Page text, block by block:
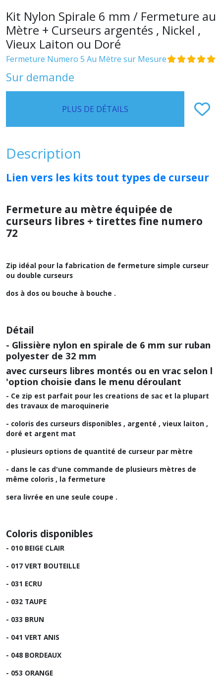
Kit Nylon Spirale 6 mm / Fermeture au
Mètre + Curseurs argentés , Nickel ,
Vieux Laiton ou Doré
Fermeture Numero 5 Au Mètre sur Mesure
Sur demande
PLUS DE DÉTAILS
Description
Lien vers les kits tout types de curseur
Fermeture au mètre équipée de
curseurs libres + tirettes fine numero
72
Zip idéal pour la fabrication de fermeture simple curseur
ou double curseurs
dos à dos ou bouche à bouche .
Détail
- Glissière nylon en spirale de 6 mm sur ruban
polyester de 32 mm
avec curseurs libres montés ou en vrac selon l
'option choisie dans le menu déroulant
- Ce zip est parfait pour les creations de sac et la plupart
des travaux de maroquinerie
- coloris des curseurs disponibles , argenté , vieux laiton ,
doré et argent mat
- plusieurs options de quantité de curseur par mètre
- dans le cas d'une commande de plusieurs mètres de
même coloris , la fermeture
sera livrée en une seule coupe .
Coloris disponibles
- 010 BEIGE CLAIR
- 017 VERT BOUTEILLE
- 031 ECRU
- 032 TAUPE
- 033 BRUN
- 041 VERT ANIS
- 048 BORDEAUX
- 053 ORANGE